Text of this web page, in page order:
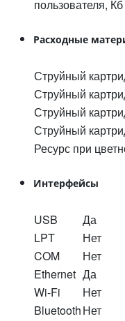
пользователя, Кб
Расходные
Струйный
Струйный
Струйный
Струйный
Ресурс при
Интерфейсы
USB
Да
LPT
Нет
COM
Нет
Ethernet Да
Wi-Fi
Нет
BluetoothНет